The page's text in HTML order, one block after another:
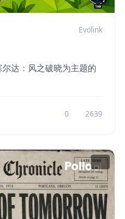
Evolink
达：风之破晓为主题的
0 2639